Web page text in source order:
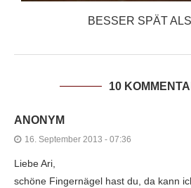
BESSER SPÄT
10
ANONYM
16. September 2013 - 07:36
Liebe Ari,
schöne Fingernägel hast du, da kann